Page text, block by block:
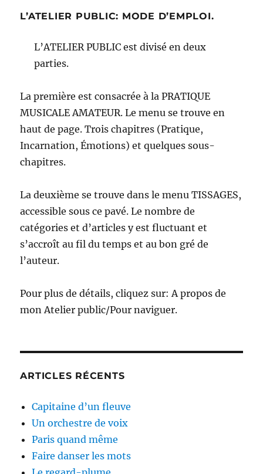
L’ATELIER PUBLIC: MODE D’EMPLOI.
L’ATELIER PUBLIC est divisé en deux
parties.
La première est consacrée à la PRATIQUE
MUSICALE AMATEUR. Le menu se trouve en
haut de page. Trois chapitres (Pratique,
Incarnation, Émotions) et quelques sous-
chapitres.
La deuxième se trouve dans le menu TISSAGES,
accessible sous ce pavé. Le nombre de
catégories et d’articles y est fluctuant et
s’accroît au fil du temps et au bon gré de
l’auteur.
Pour plus de détails, cliquez sur: A propos de
mon Atelier public/Pour naviguer.
ARTICLES RÉCENTS
Capitaine d’un fleuve
Un orchestre de voix
Paris quand même
Faire danser les mots